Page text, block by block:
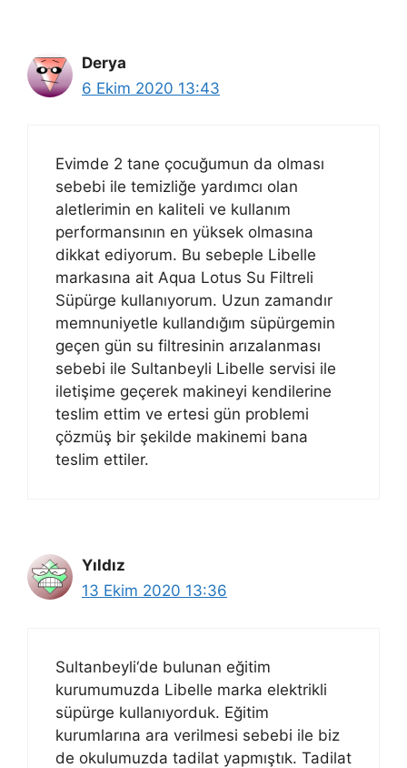
Derya
6 Ekim 2020 13:43
Evimde 2 tane çocuğumun da olması
sebebi ile temizliğe yardımcı olan
aletlerimin en kaliteli ve kullanım
performansının en yüksek olmasına
dikkat ediyorum. Bu sebeple Libelle
markasına ait Aqua Lotus Su Filtreli
Süpürge kullanıyorum. Uzun zamandır
memnuniyetle kullandığım süpürgemin
geçen gün su filtresinin arızalanması
sebebi ile Sultanbeyli Libelle servisi ile
iletişime geçerek makineyi kendilerine
teslim ettim ve ertesi gün problemi
çözmüş bir şekilde makinemi bana
teslim ettiler.
Yıldız
13 Ekim 2020 13:36
Sultanbeyli‘de bulunan eğitim
kurumumuzda Libelle marka elektrikli
süpürge kullanıyorduk. Eğitim
kurumlarına ara verilmesi sebebi ile biz
de okulumuzda tadilat yapmıştık. Tadilat